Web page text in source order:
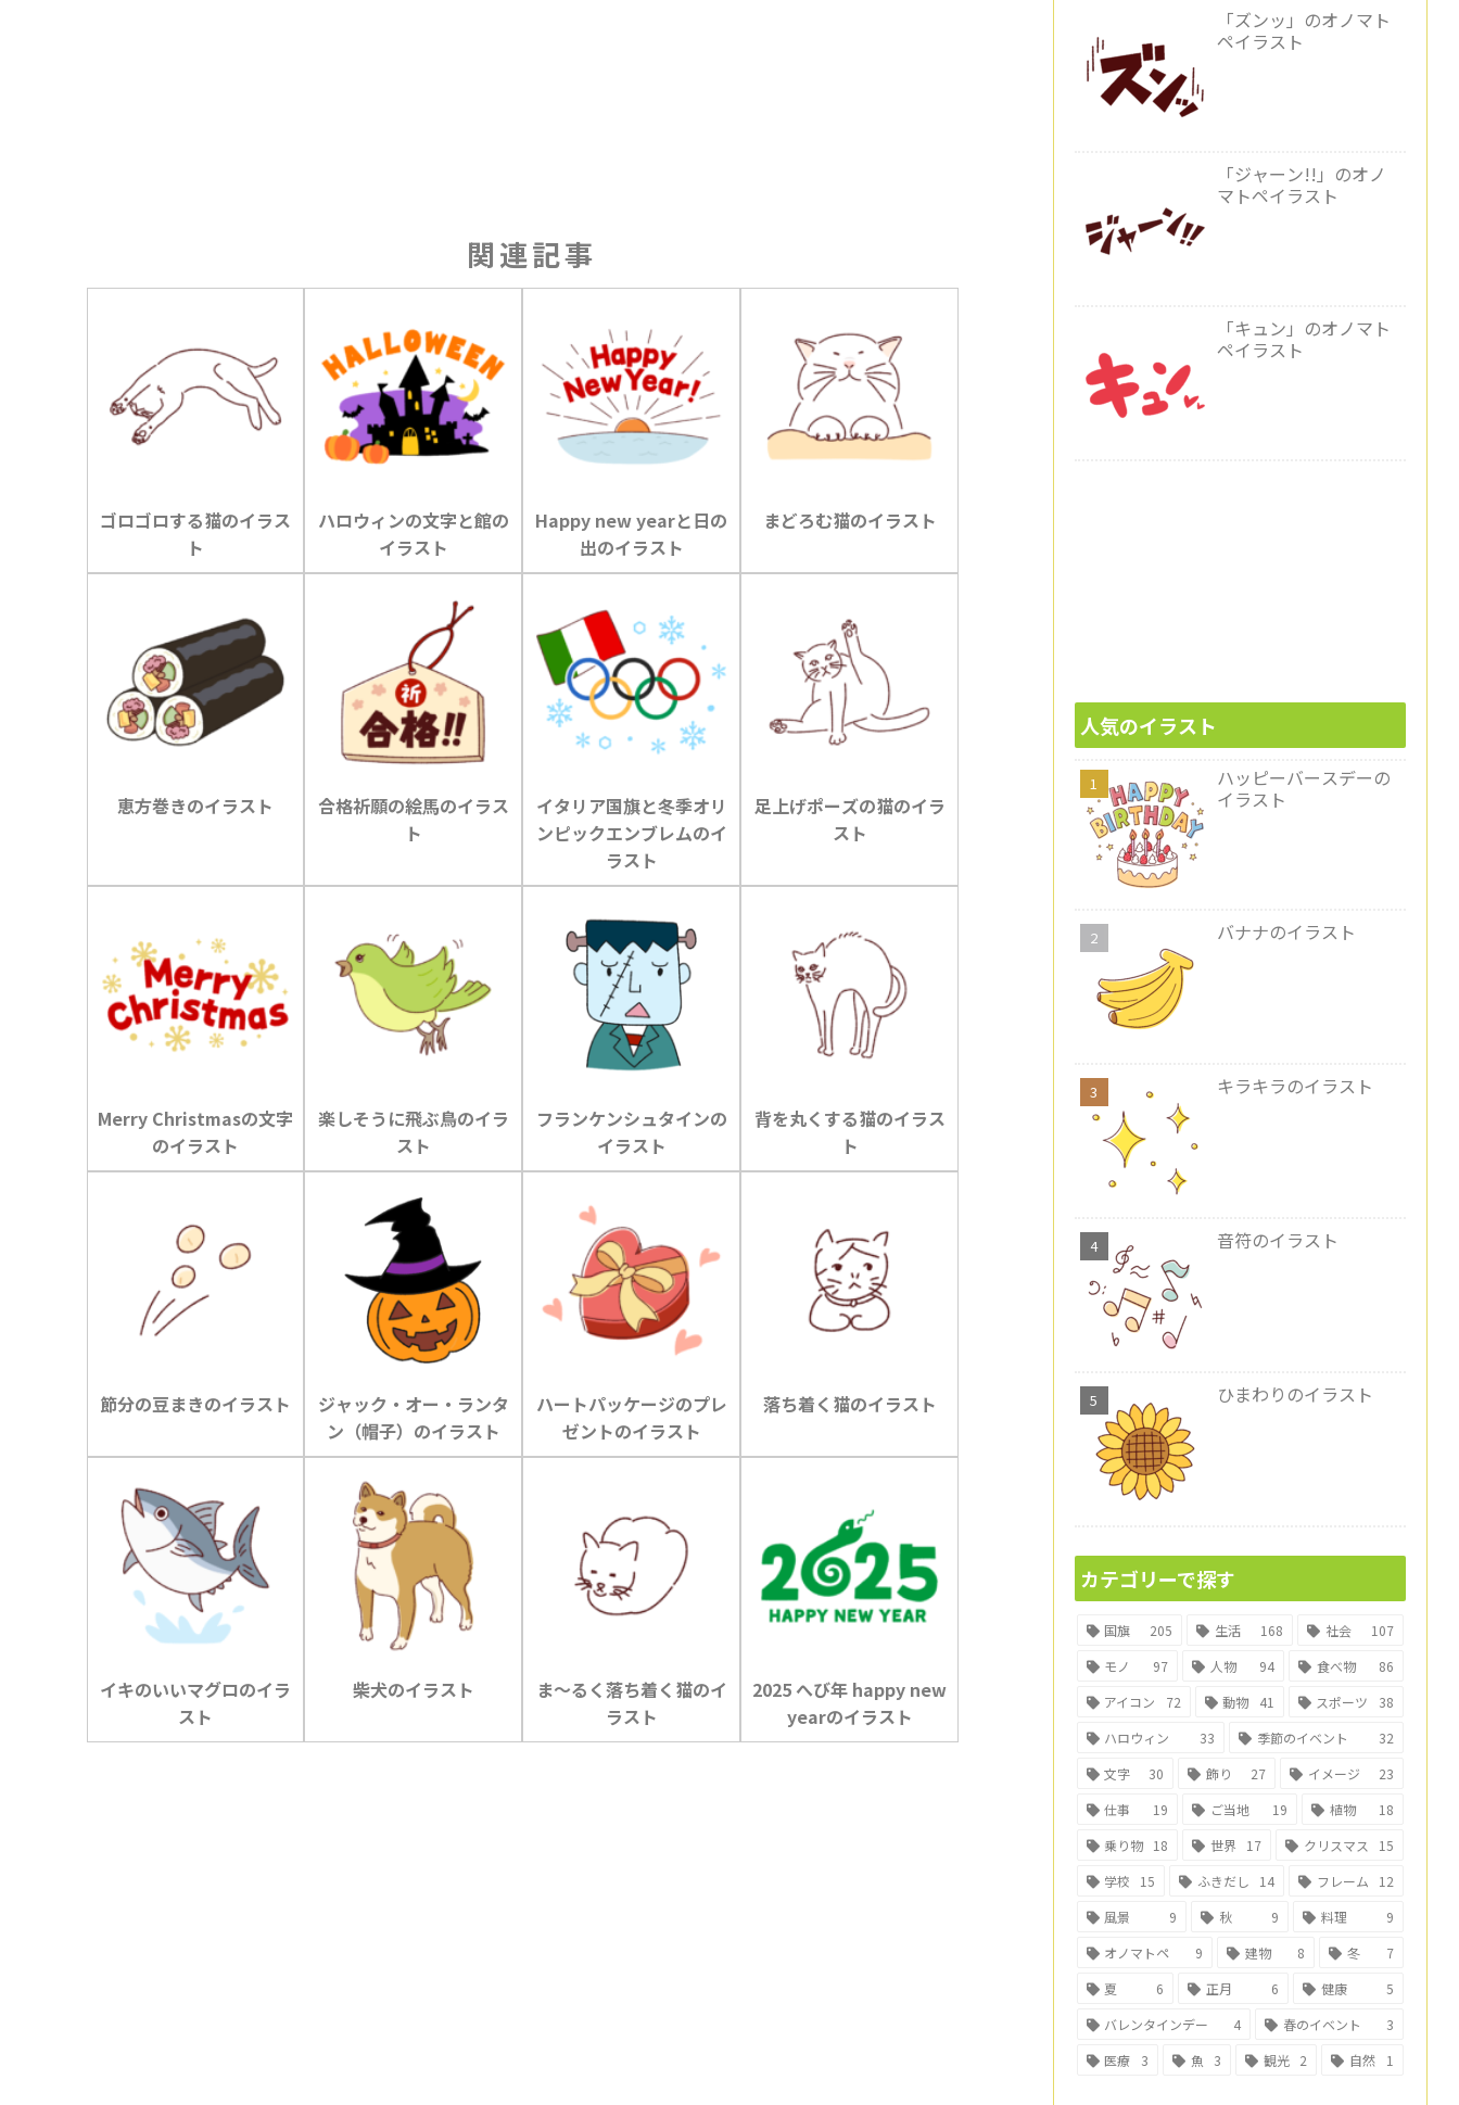
関連記事
ゴロゴロする猫のイラス
ト
ハロウィンの文字と館の
イラスト
Happy new yearと日の
出のイラスト
まどろむ猫のイラスト
恵方巻きのイラスト
合格祈願の絵馬のイラス
ト
イタリア国旗と冬季オリ
ンピックエンブレムのイ
ラスト
足上げポーズの猫のイラ
スト
Merry Christmasの文字
のイラスト
楽しそうに飛ぶ鳥のイラ
スト
フランケンシュタインの
イラスト
背を丸くする猫のイラス
ト
節分の豆まきのイラスト
ジャック・オー・ランタ
ン（帽子）のイラスト
ハートパッケージのプレ
ゼントのイラスト
落ち着く猫のイラスト
イキのいいマグロのイラ
スト
柴犬のイラスト
ま〜るく落ち着く猫のイ
ラスト
2025 へび年 happy new
yearのイラスト
「ズンッ」のオノマト
ペイラスト
「ジャーン!!」のオノ
マトペイラスト
「キュン」のオノマト
ペイラスト
人気のイラスト
ハッピーバースデーの
イラスト
バナナのイラスト
キラキラのイラスト
音符のイラスト
ひまわりのイラスト
カテゴリーで探す
国旗 205 生活 168 社会
107
モノ
97 人物 94 食べ物
86
アイコン
72 動物 41 スポーツ
38
ハロウィン
33 季節のイベント
32
文字
30 飾り 27 イメージ
23
仕事
19 ご当地 19 植物
18
乗り物 18 世界 17 クリスマス
15
学校
15 ふきだし 14 フレーム
12
風景
9 秋 9 料理
9
オノマトペ
9 建物 8 冬
7
夏
6 正月 6 健康
5
バレンタインデー
4 春のイベント
3
医療
3 魚 3 観光 2 自然 1